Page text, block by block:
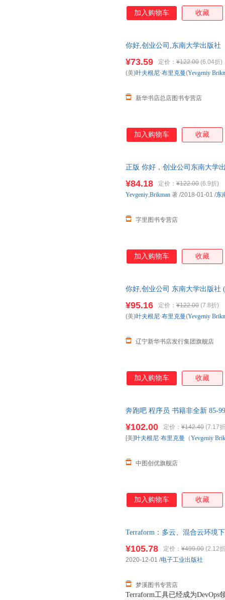
加入购物车 收藏
你好,创业公司,东南大学出版社
¥73.59 定价： ¥122.00 (6.04折)
新华书店总店图书专营店
(美)叶夫根尼·布里克曼(Yevgeniy
加入购物车 收藏
正版 你好，创业公司东南大学
¥84.18 定价： ¥122.00 (6.9折)
字里图书专营店
Yevgeniy,Brikman 著 /2018-01-01 /东
加入购物车 收藏
你好,创业公司 东南大学出版社
影印版
¥95.16 定价： ¥122.00 (7.8折)
辽宁新华书店发行集团旗舰店
(美)叶夫根尼·布里克曼(Yevgeniy
加入购物车 收藏
奔跑吧 程序员 书籍非全新 85-
¥102.00 定价： ¥142.40 (7.17
中图创优旗舰店
[美]叶夫根尼·布里克曼 （Yevgeniy
加入购物车 收藏
Terraform：多云、混合云环境
子发票！
Terraform工具已经成为
¥105.78 定价： ¥499.00 (2.12
梦溪图书专营店
2020-12-01 /电子工业出版社